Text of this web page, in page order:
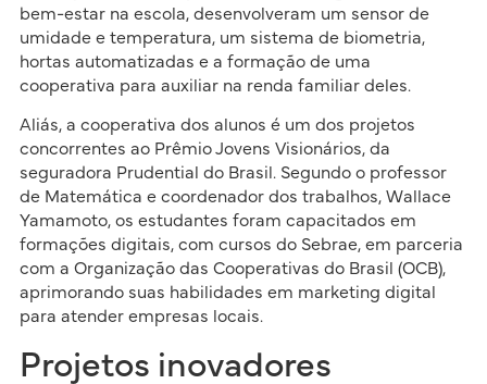
bem-estar na escola, desenvolveram um sensor de
umidade e temperatura, um sistema de biometria,
hortas automatizadas e a formação de uma
cooperativa para auxiliar na renda familiar deles.
Aliás, a cooperativa dos alunos é um dos projetos
concorrentes ao Prêmio Jovens Visionários, da
seguradora Prudential do Brasil. Segundo o professor
de Matemática e coordenador dos trabalhos, Wallace
Yamamoto, os estudantes foram capacitados em
formações digitais, com cursos do Sebrae, em parceria
com a Organização das Cooperativas do Brasil (OCB),
aprimorando suas habilidades em marketing digital
para atender empresas locais.
Projetos inovadores